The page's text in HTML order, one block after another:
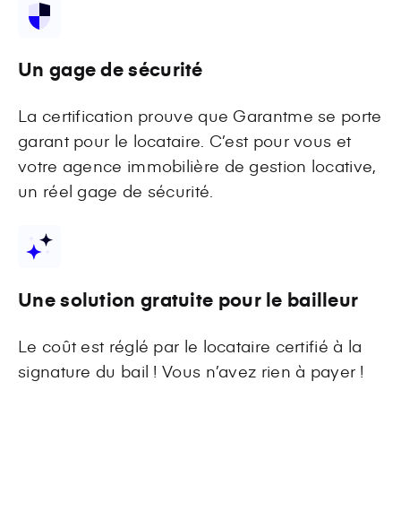
Un gage de sécurité
La certification prouve que Garantme se porte
garant pour le locataire. C’est pour vous et
votre agence immobilière de gestion locative,
un réel gage de sécurité.
Une solution gratuite pour le bailleur
Le coût est réglé par le locataire certifié à la
signature du bail ! Vous n’avez rien à payer !